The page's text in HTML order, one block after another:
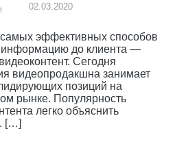
02.03.2020
эффективных способов
информацию до клиента —
Сегодня
видеопродакшна занимает
позиций на
рынке. Популярность
легко объяснить
[…]